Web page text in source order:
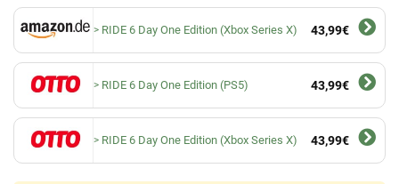
RIDE 6 Day One Edition (Xbox Series X) 43,99€
RIDE 6 Day One Edition (PS5) 43,99€
RIDE 6 Day One Edition (Xbox Series X) 43,99€